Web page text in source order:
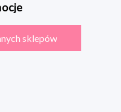
sklepów